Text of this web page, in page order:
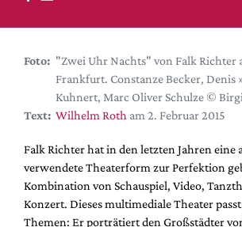
DdB-map
Premierensuche
Festival-Planer
Hefte
Alle Hefte
Leseproben
Podcast
Foto: "Zwei Uhr Nachts" von Falk Richter
Frankfurt. Constanze Becker, Denis
Kuhnert, Marc Oliver Schulze ©
Text: Wilhelm Roth am 2. Februar 2015
Falk Richter hat in den letzten Jahren eine
verwendete Theaterform zur Perfektion
Kombination von Schauspiel, Video,
Konzert. Dieses multimediale Theater
Themen: Er porträtiert den Großstädter